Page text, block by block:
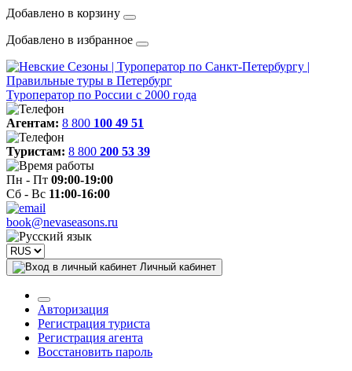
Добавлено в корзину
Добавлено в избранное
Туроператор по России с 2000 года
Агентам: 8 800 100 49 51
Туристам: 8 800 200 53 39
Пн - Пт 09:00-19:00
Сб - Вс 11:00-16:00
book@nevaseasons.ru
Личный кабинет
Авторизация
Регистрация туриста
Регистрация агента
Восстановить пароль